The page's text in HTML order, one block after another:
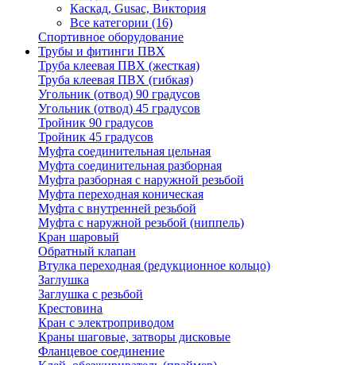
Каскад, Gusac, Виктория
Все категории (16)
Спортивное оборудование
Трубы и фитинги ПВХ
Труба клеевая ПВХ (жесткая)
Труба клеевая ПВХ (гибкая)
Угольник (отвод) 90 градусов
Угольник (отвод) 45 градусов
Тройник 90 градусов
Тройник 45 градусов
Муфта соединительная цельная
Муфта соединительная разборная
Муфта разборная с наружной резьбой
Муфта переходная коническая
Муфта с внутренней резьбой
Муфта с наружной резьбой (ниппель)
Кран шаровый
Обратный клапан
Втулка переходная (редукционное кольцо)
Заглушка
Заглушка с резьбой
Крестовина
Кран с электроприводом
Краны шаговые, затворы дисковые
Фланцевое соединение